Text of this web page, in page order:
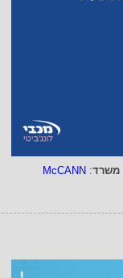
משרד:
McCANN